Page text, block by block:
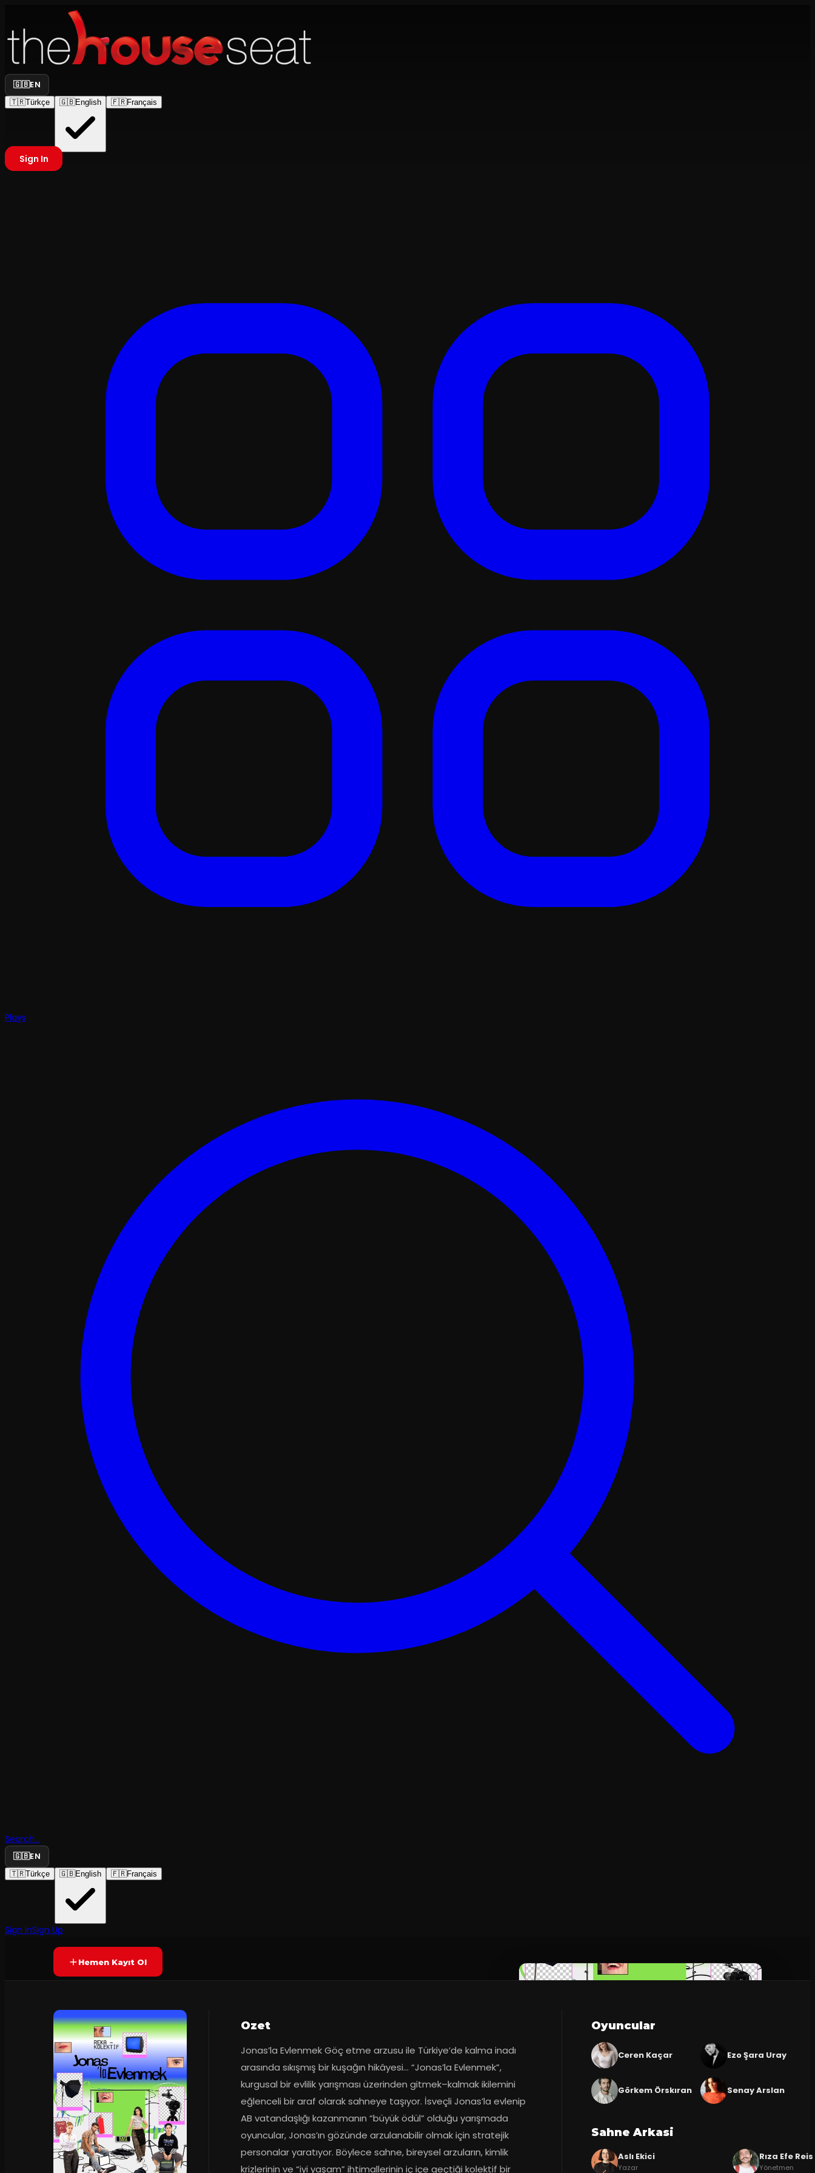
🇬🇧EN
🇹🇷Türkçe 🇬🇧English 🇫🇷Français
Sign In
Plays
Search...
🇬🇧EN
🇹🇷Türkçe 🇬🇧English 🇫🇷Français
Sign InSign Up
Evlenmek
Reka Kolektif
YAKINDA
Hemen Kayıt Ol
Ozet
Jonas’la Evlenmek Göç etme arzusu ile Türkiye’de kalma inadı
arasında sıkışmış bir kuşağın hikâyesi… “Jonas’la Evlenmek”,
kurgusal bir evlilik yarışması üzerinden gitmek–kalmak ikilemini
eğlenceli bir araf olarak sahneye taşıyor. İsveçli Jonas’la evlenip
AB vatandaşlığı kazanmanın “büyük ödül” olduğu yarışmada
oyuncular, Jonas’ın gözünde arzulanabilir olmak için stratejik
personalar yaratıyor. Böylece sahne, bireysel arzuların, kimlik
krizlerinin ve “iyi yaşam” ihtimallerinin iç içe geçtiği kolektif bir
Oyuncular
Ceren Kaçar Ezo Şara Uray
Görkem Örskıran Senay Arslan
Sahne Arkasi
Aslı Ekici
Yazar
Rıza Efe Reis
Yönetmen